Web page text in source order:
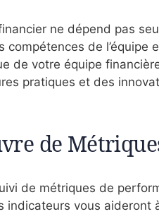
ne dépend pas
compétences de
de votre équipe
pratiques et des
de
de métriques de
indicateurs vous aideront